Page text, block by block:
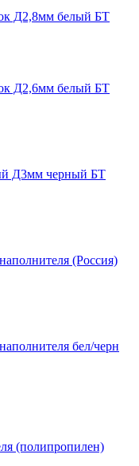
Д2,8мм белый БТ
Д2,6мм белый БТ
Д3мм черный БТ
(Россия)
бел/черн
(полипропилен)